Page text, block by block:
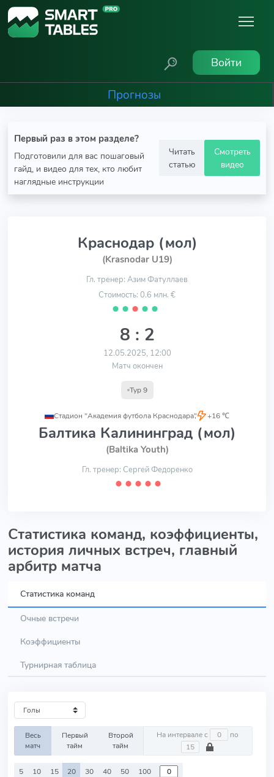
Войти
Прогнозы
Первый раз в этом разделе?
Подготовили для вас пошаговый
гайд, и видео для тех, кто любит
наглядные инструкции
Читать
статью
Смотреть
видео
Краснодар (мол)
(Krasnodar U19)
Гл. тренер: Азим Фатуллаев
Стоимость: 0.6 млн. €
⬤ ⬤ ⬤ ⬤ ⬤
8 : 2
12.05.2025, 12:00
Матч окончен
Тур 9
Стадион "Академия футбола Краснодара"
, +16 ℃
Балтика Калининград (мол)
(Baltika Youth)
Гл. тренер: Сергей Федоренко
⬤ ⬤ ⬤ ⬤ ⬤
Статистика команд, коэффициенты,
история личных встреч, главный
арбитр матча
Статистика команд
Очные встречи
Коэффициенты
Турнирная таблица
Весь
матч
Первый
тайм
Второй
тайм
На интервале с по
5 10 15 20 30 40 50 100